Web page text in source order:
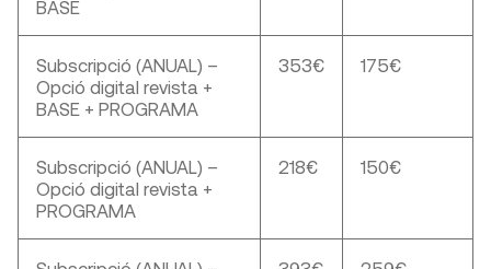
BASE
Subscripció (ANUAL) –
Opció digital revista +
BASE + PROGRAMA
353€ 175€
Subscripció (ANUAL) –
Opció digital revista +
PROGRAMA
218€ 150€